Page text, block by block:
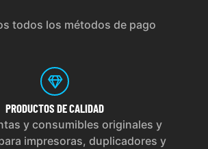
todos los métodos de pago
PRODUCTOS DE CALIDAD
y consumibles originales y
impresoras, duplicadores y